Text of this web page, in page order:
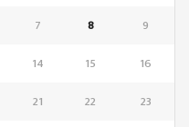
7 8
9
14 15
16
21 22 23